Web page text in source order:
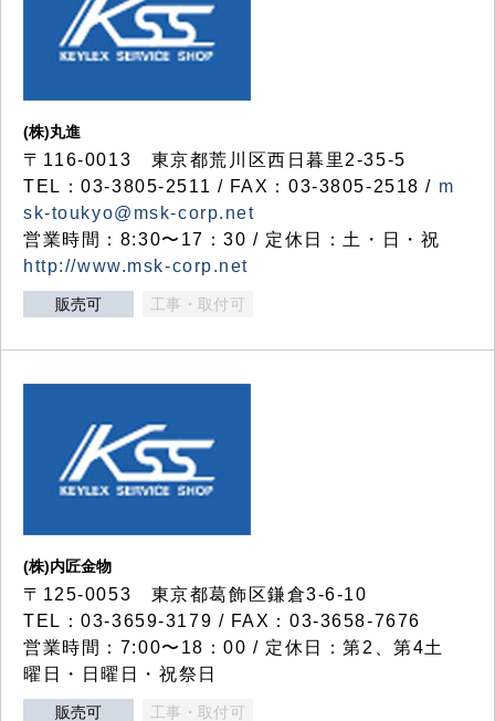
(株)丸進
〒116-0013 東京都荒川区西日暮里2-35-5
TEL：03-3805-2511 / FAX：03-3805-2518 / m
sk-toukyo@msk-corp.net
営業時間：8:30〜17：30 / 定休日：土・日・祝
http://www.msk-corp.net
販売可 工事・取付可
(株)内匠金物
〒125-0053 東京都葛飾区鎌倉3-6-10
TEL：03-3659-3179 / FAX：03-3658-7676
営業時間：7:00〜18：00 / 定休日：第2、第4土
曜日・日曜日・祝祭日
販売可 工事・取付可